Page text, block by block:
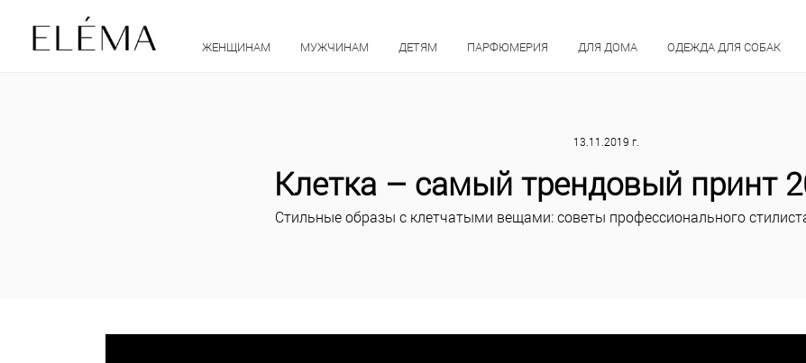
ЖЕНЩИНАМ МУЖЧИНАМ ДЕТЯМ ПАРФЮМЕРИЯ ДЛЯ ДОМА ОДЕЖДА ДЛЯ СОБАК
13.11.2019 г.
Клетка – самый трендовый принт
Стильные образы с клетчатыми вещами: советы профессионального